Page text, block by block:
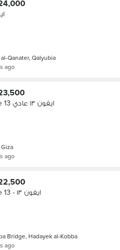
Qanater, Qalyubia
ago
iPhone 13 ايفون ١٣ عادي
ago
iPhone 13 - ايفون ١٣
Bridge, Hadayek al-Kobba
ago